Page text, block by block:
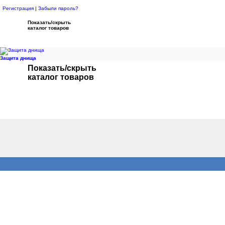
Регистрация Забыли пароль?
Показать/скрыть
каталог товаров
Защита днища
Показать/скрыть
каталог товаров